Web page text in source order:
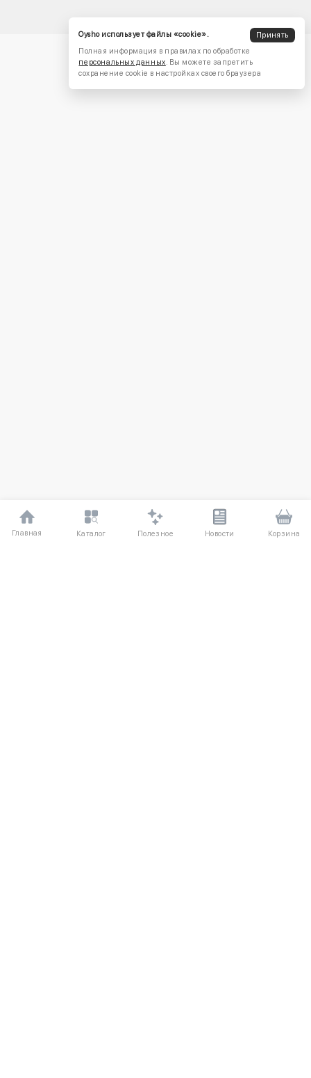
Главная Каталог Полезное Новости Корзина
Oysho использует файлы «cookie».
Принять
Полная информация в правилах по обработке
персональных данных. Вы можете запретить
сохранение cookie в настройках своего браузера